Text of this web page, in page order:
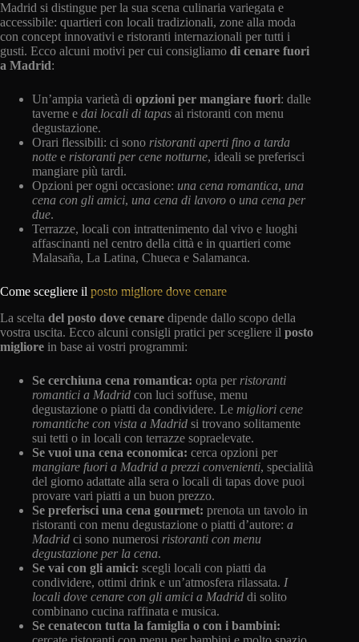
Madrid si distingue per la sua scena culinaria variegata e
accessibile: quartieri con locali tradizionali, zone alla moda
con concept innovativi e ristoranti internazionali per tutti i
gusti. Ecco alcuni motivi per cui consigliamo di cenare fuori
a Madrid:
Un’ampia varietà di opzioni per mangiare fuori: dalle
taverne e dai locali di tapas ai ristoranti con menu
degustazione.
Orari flessibili: ci sono ristoranti aperti fino a tarda
notte e ristoranti per cene notturne, ideali se preferisci
mangiare più tardi.
Opzioni per ogni occasione: una cena romantica, una
cena con gli amici, una cena di lavoro o una cena per
due.
Terrazze, locali con intrattenimento dal vivo e luoghi
affascinanti nel centro della città e in quartieri come
Malasaña, La Latina, Chueca e Salamanca.
Come scegliere il posto migliore dove cenare
La scelta del posto dove cenare dipende dallo scopo della
vostra uscita. Ecco alcuni consigli pratici per scegliere il posto
migliore in base ai vostri programmi:
Se cerchiuna cena romantica: opta per ristoranti
romantici a Madrid con luci soffuse, menu
degustazione o piatti da condividere. Le migliori cene
romantiche con vista a Madrid si trovano solitamente
sui tetti o in locali con terrazze sopraelevate.
Se vuoi una cena economica: cerca opzioni per
mangiare fuori a Madrid a prezzi convenienti, specialità
del giorno adattate alla sera o locali di tapas dove puoi
provare vari piatti a un buon prezzo.
Se preferisci una cena gourmet: prenota un tavolo in
ristoranti con menu degustazione o piatti d’autore: a
Madrid ci sono numerosi ristoranti con menu
degustazione per la cena.
Se vai con gli amici: scegli locali con piatti da
condividere, ottimi drink e un’atmosfera rilassata. I
locali dove cenare con gli amici a Madrid di solito
combinano cucina raffinata e musica.
Se cenatecon tutta la famiglia o con i bambini: